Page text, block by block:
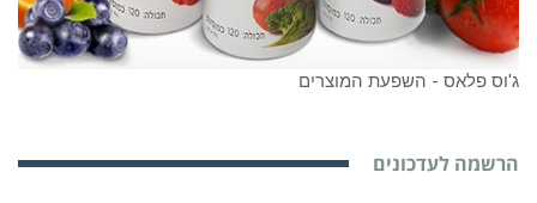
ג'וס פלאס - השפעת המוצרים
הרשמה לעדכונים